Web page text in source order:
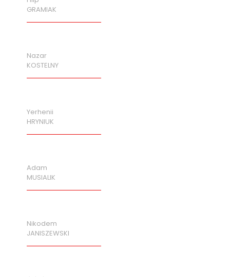
GRAMIAK
Nazar
KOSTELNY
Yerhenii
HRYNIUK
Adam
MUSIALIK
Nikodem
JANISZEWSKI